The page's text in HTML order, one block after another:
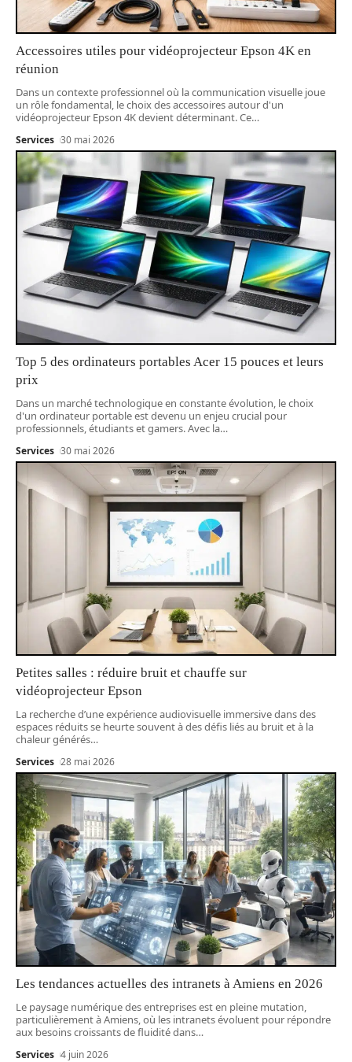
Accessoires utiles pour vidéoprojecteur Epson 4K en
réunion
Dans un contexte professionnel où la communication visuelle joue
un rôle fondamental, le choix des accessoires autour d'un
vidéoprojecteur Epson 4K devient déterminant. Ce…
Services 30 mai 2026
Top 5 des ordinateurs portables Acer 15 pouces et leurs
prix
Dans un marché technologique en constante évolution, le choix
d'un ordinateur portable est devenu un enjeu crucial pour
professionnels, étudiants et gamers. Avec la…
Services 30 mai 2026
Petites salles : réduire bruit et chauffe sur
vidéoprojecteur Epson
La recherche d’une expérience audiovisuelle immersive dans des
espaces réduits se heurte souvent à des défis liés au bruit et à la
chaleur générés…
Services 28 mai 2026
Les tendances actuelles des intranets à Amiens en 2026
Le paysage numérique des entreprises est en pleine mutation,
particulièrement à Amiens, où les intranets évoluent pour répondre
aux besoins croissants de fluidité dans…
Services 4 juin 2026